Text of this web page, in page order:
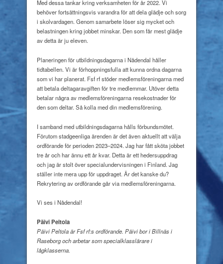
Med dessa tankar kring verksamheten för år 2022. Vi
behöver fortsättningsvis varandra för att dela glädje och sorg
i skolvardagen. Genom samarbete löser sig mycket och
belastningen kring jobbet minskar. Den som får mest glädje
av detta är ju eleven.
Planeringen för utbildningsdagarna i Nådendal håller
tidtabellen. Vi är förhoppningsfulla att kunna ordna dagarna
som vi har planerat. Fsf rf stöder medlemsföreningarna med
att betala deltagaravgiften för tre medlemmar. Utöver detta
betalar några av medlemsföreningarna resekostnader för
den som deltar. Så kolla med din medlemsförening.
I samband med utbildningsdagarna hålls förbundsmötet.
Förutom stadgeenliga ärenden är det även aktuellt att välja
ordförande för perioden 2023–2024. Jag har fått sköta jobbet
tre år och har ännu ett år kvar. Detta är ett hedersuppdrag
och jag är stolt över specialundervisningen i Finland. Jag
ställer inte mera upp för uppdraget. Är det kanske du?
Rekrytering av ordförande går via medlemsföreningarna.
Vi ses i Nådendal!
Päivi Peltola
Päivi Peltola är Fsf rf:s ordförande. Päivi bor i Billnäs i
Raseborg och arbetar som specialklasslärare i
lågklasserna.